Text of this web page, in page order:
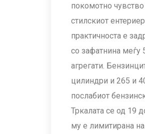
покомотно
стилскиот
практичноста е
со зафатнина меѓу
агрегати.
цилиндри и 265 и
послабиот
Тркалата се од 19
му е лимитирана